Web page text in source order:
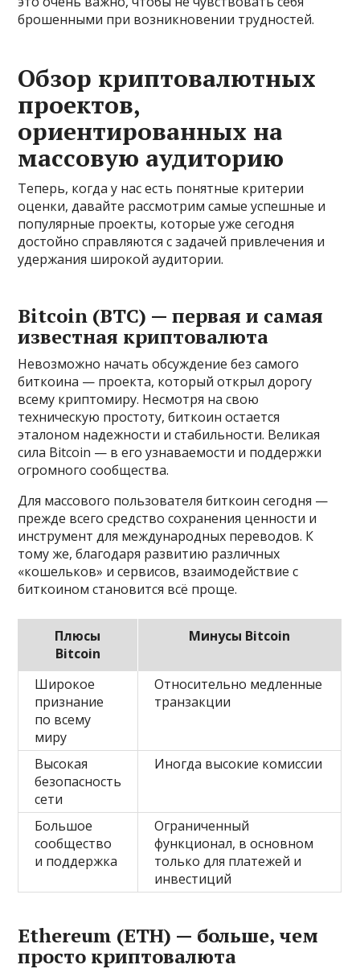
брошенными при возникновении трудностей.
Обзор криптовалютных
проектов,
ориентированных на
массовую аудиторию
Теперь, когда у нас есть понятные критерии
оценки, давайте рассмотрим самые успешные и
популярные проекты, которые уже сегодня
достойно справляются с задачей привлечения и
удержания широкой аудитории.
Bitcoin (BTC) — первая и самая
известная криптовалюта
Невозможно начать обсуждение без самого
биткоина — проекта, который открыл дорогу
всему криптомиру. Несмотря на свою
техническую простоту, биткоин остается
эталоном надежности и стабильности. Великая
сила Bitcoin — в его узнаваемости и поддержки
огромного сообщества.
Для массового пользователя биткоин сегодня —
прежде всего средство сохранения ценности и
инструмент для международных переводов. К
тому же, благодаря развитию различных
«кошельков» и сервисов, взаимодействие с
биткоином становится всё проще.
Плюсы
Bitcoin
Минусы Bitcoin
Широкое
признание
по всему
миру
Относительно медленные
транзакции
Высокая
безопасность
сети
Иногда высокие комиссии
Большое
сообщество
и поддержка
Ограниченный
функционал, в основном
только для платежей и
инвестиций
Ethereum (ETH) — больше, чем
просто криптовалюта